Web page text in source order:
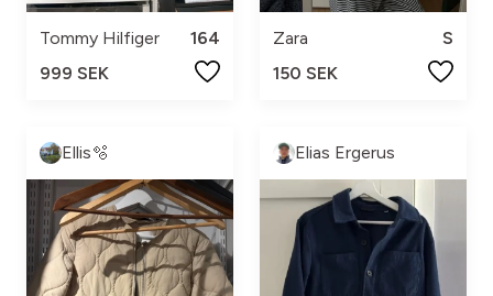
Tommy Hilfiger
164
999 SEK
Zara
S
150 SEK
Ellis🫧 Elias Ergerus